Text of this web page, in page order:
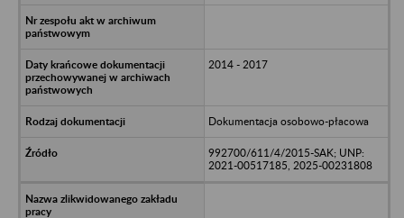
2014 - 2017
Dokumentacja osobowo-płacowa
992700/611/4/2015-SAK; UNP:
2021-00517185, 2025-00231808